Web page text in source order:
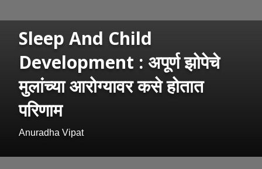
Sleep And Child
Development : अपूर्ण झोपेचे
मुलांच्या आरोग्यावर कसे होतात
परिणाम
Anuradha Vipat